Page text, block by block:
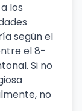
los
según el
el 8-
Si no
no